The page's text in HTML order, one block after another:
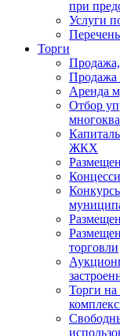
при
Услуги
Торги
Продажа,
Продажа
Аренда
Отбор
ЖКХ
торговли
Торги на